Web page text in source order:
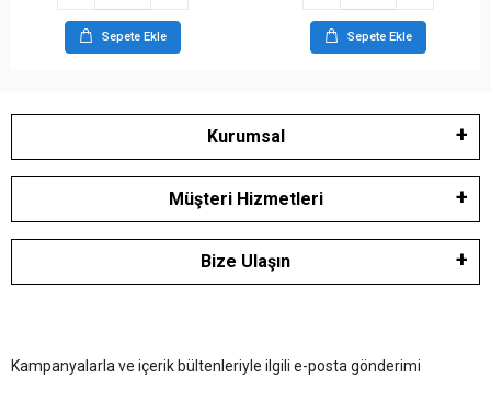
Sepete Ekle Sepete Ekle
Kurumsal
Müşteri Hizmetleri
Bize Ulaşın
Kampanyalarla ve içerik bültenleriyle ilgili e-posta gönderimi